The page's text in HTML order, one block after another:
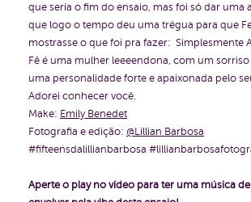
que seria o fim do ensaio, mas foi só dar uma
que logo o tempo deu uma trégua para que
mostrasse o que foi pra fazer: Simplesmente
Fê é uma mulher leeeendona, com um
uma personalidade forte e apaixonada pelo
Adorei conhecer você.
Make: Emily Benedet
Fotografia e edição: @Lillian Barbosa
#fifteensdalillianbarbosa
Aperte o play no vídeo para ter uma música